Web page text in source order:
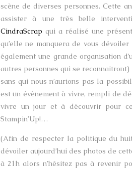
scène de diverses personnes. Cette
assister à une très belle
CindraScrap qui a réalisé une
qu’elle ne manquera de vous
également une grande organisation
autres personnes qui se
sans qui nous n’aurions pas la
est un évènement à vivre, rempli de
vivre un jour et à découvrir pour
Stampin’Up!…
(Afin de respecter la politique du
dévoiler aujourd’hui des photos de
à 21h alors n’hésitez pas à revenir